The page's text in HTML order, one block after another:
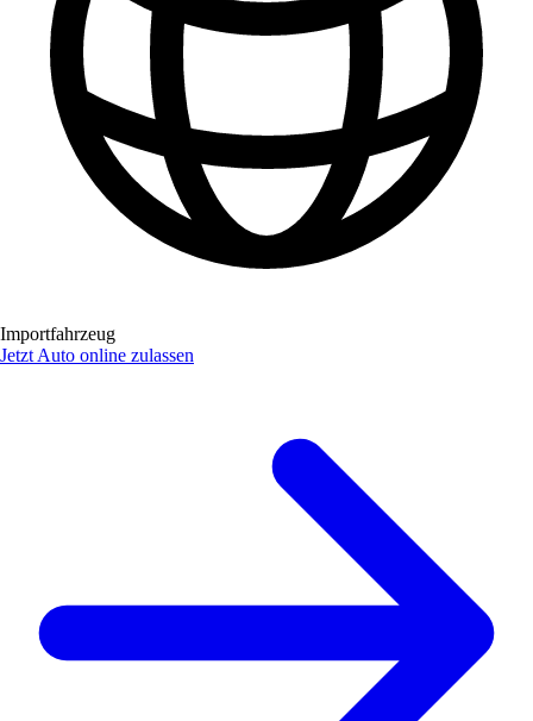
Importfahrzeug
Jetzt Auto online zulassen